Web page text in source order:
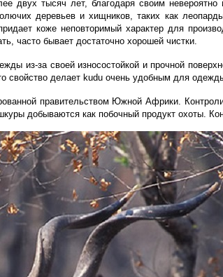
двух тысяч лет, благодаря своим невероятно
деревьев и хищников, таких как
коже неповторимый характер для
часто бывает достаточно хорошей чистки.
из-за своей износостойкой и прочной
свойство делает kudu очень удобным для
йправительством Южной Африки.
добываются как побочный продукт охоты.